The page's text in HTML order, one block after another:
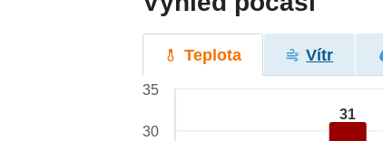
Teplota Vítr
31
35
30